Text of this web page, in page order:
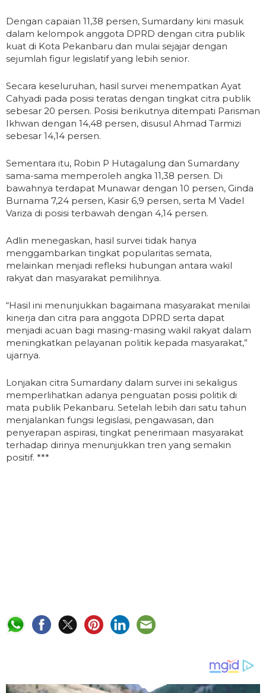
Dengan capaian 11,38 persen, Sumardany kini masuk
dalam kelompok anggota DPRD dengan citra publik
kuat di Kota Pekanbaru dan mulai sejajar dengan
sejumlah figur legislatif yang lebih senior.
Secara keseluruhan, hasil survei menempatkan Ayat
Cahyadi pada posisi teratas dengan tingkat citra publik
sebesar 20 persen. Posisi berikutnya ditempati Parisman
Ikhwan dengan 14,48 persen, disusul Ahmad Tarmizi
sebesar 14,14 persen.
Sementara itu, Robin P Hutagalung dan Sumardany
sama-sama memperoleh angka 11,38 persen. Di
bawahnya terdapat Munawar dengan 10 persen, Ginda
Burnama 7,24 persen, Kasir 6,9 persen, serta M Vadel
Variza di posisi terbawah dengan 4,14 persen.
Adlin menegaskan, hasil survei tidak hanya
menggambarkan tingkat popularitas semata,
melainkan menjadi refleksi hubungan antara wakil
rakyat dan masyarakat pemilihnya.
“Hasil ini menunjukkan bagaimana masyarakat menilai
kinerja dan citra para anggota DPRD serta dapat
menjadi acuan bagi masing-masing wakil rakyat dalam
meningkatkan pelayanan politik kepada masyarakat,”
ujarnya.
Lonjakan citra Sumardany dalam survei ini sekaligus
memperlihatkan adanya penguatan posisi politik di
mata publik Pekanbaru. Setelah lebih dari satu tahun
menjalankan fungsi legislasi, pengawasan, dan
penyerapan aspirasi, tingkat penerimaan masyarakat
terhadap dirinya menunjukkan tren yang semakin
positif. ***